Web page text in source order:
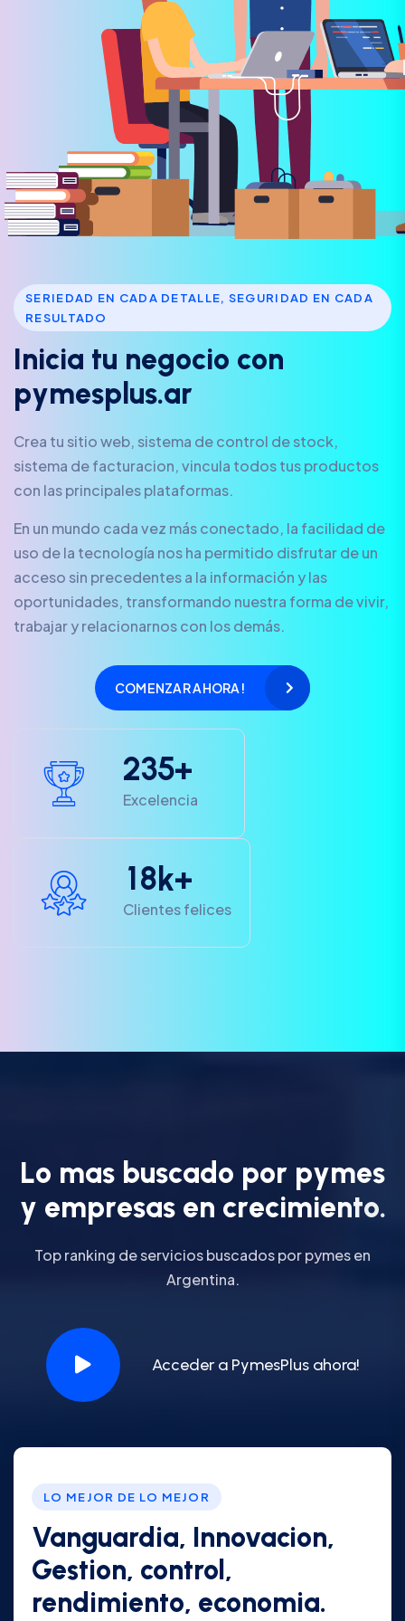
SERIEDAD EN CADA DETALLE, SEGURIDAD EN CADA
RESULTADO
Inicia tu negocio con
pymesp us.ar
Crea tu sitio web, sistema de control de stock,
sistema de facturacion, vincula todos tus productos
con las principales plataformas.
En un mundo cada vez más conectado, la facilidad de
uso de la tecnología nos ha permitido disfrutar de un
acceso sin precedentes a la información y las
oportunidades, transformando nuestra forma de vivir,
trabajar y relacionarnos con los demás.
COMENZAR AHORA!
235+
Excelencia
18k+
Clientes felices
Lo mas buscado por pymes
y empresas en crecimiento.
Top ranking de servicios buscados por pymes en
Argentina.
Acceder a PymesPlus ahora!
LO MEJOR DE LO MEJOR
Vanguardia, Innovacion,
Gestion, control,
rendimiento, economia.